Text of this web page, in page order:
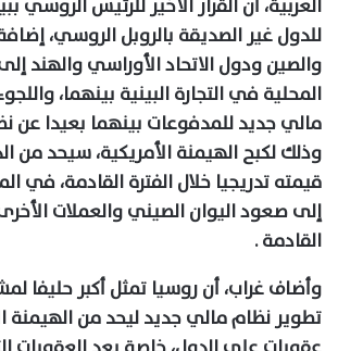
للدول غير الصديقة بالروبل الروسي،
والصين ودول الاتحاد الأوراسي والهند
المحلية في التجارة البينية بينهما،
مالي جديد للمدفوعات بينهما بعيدا
وذلك لكبح الهيمنة الأمريكية، سيحد من
قيمته تدريجيا خلال الفترة القادمة، في
إلى صعود اليوان الصيني والعملات
القادمة .
وأضاف غراب، أن روسيا تمثل أكبر حليفا
تطوير نظام مالي جديد ليحد من الهيمنة